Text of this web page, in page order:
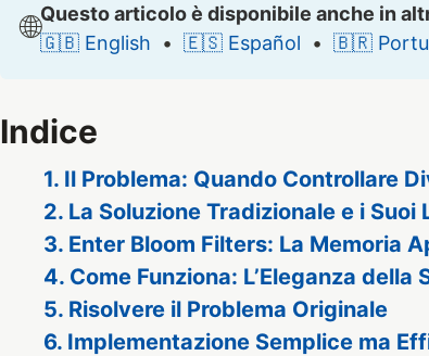
🌐Questo articolo è disponibile anche in
🇬🇧 English • 🇪🇸 Español • 🇧🇷
Indice
1. Il Problema: Quando Controllare
2. La Soluzione Tradizionale e i Suoi
3. Enter Bloom Filters: La Memoria
4. Come Funziona: L’Eleganza della
5. Risolvere il Problema Originale
6. Implementazione Semplice ma